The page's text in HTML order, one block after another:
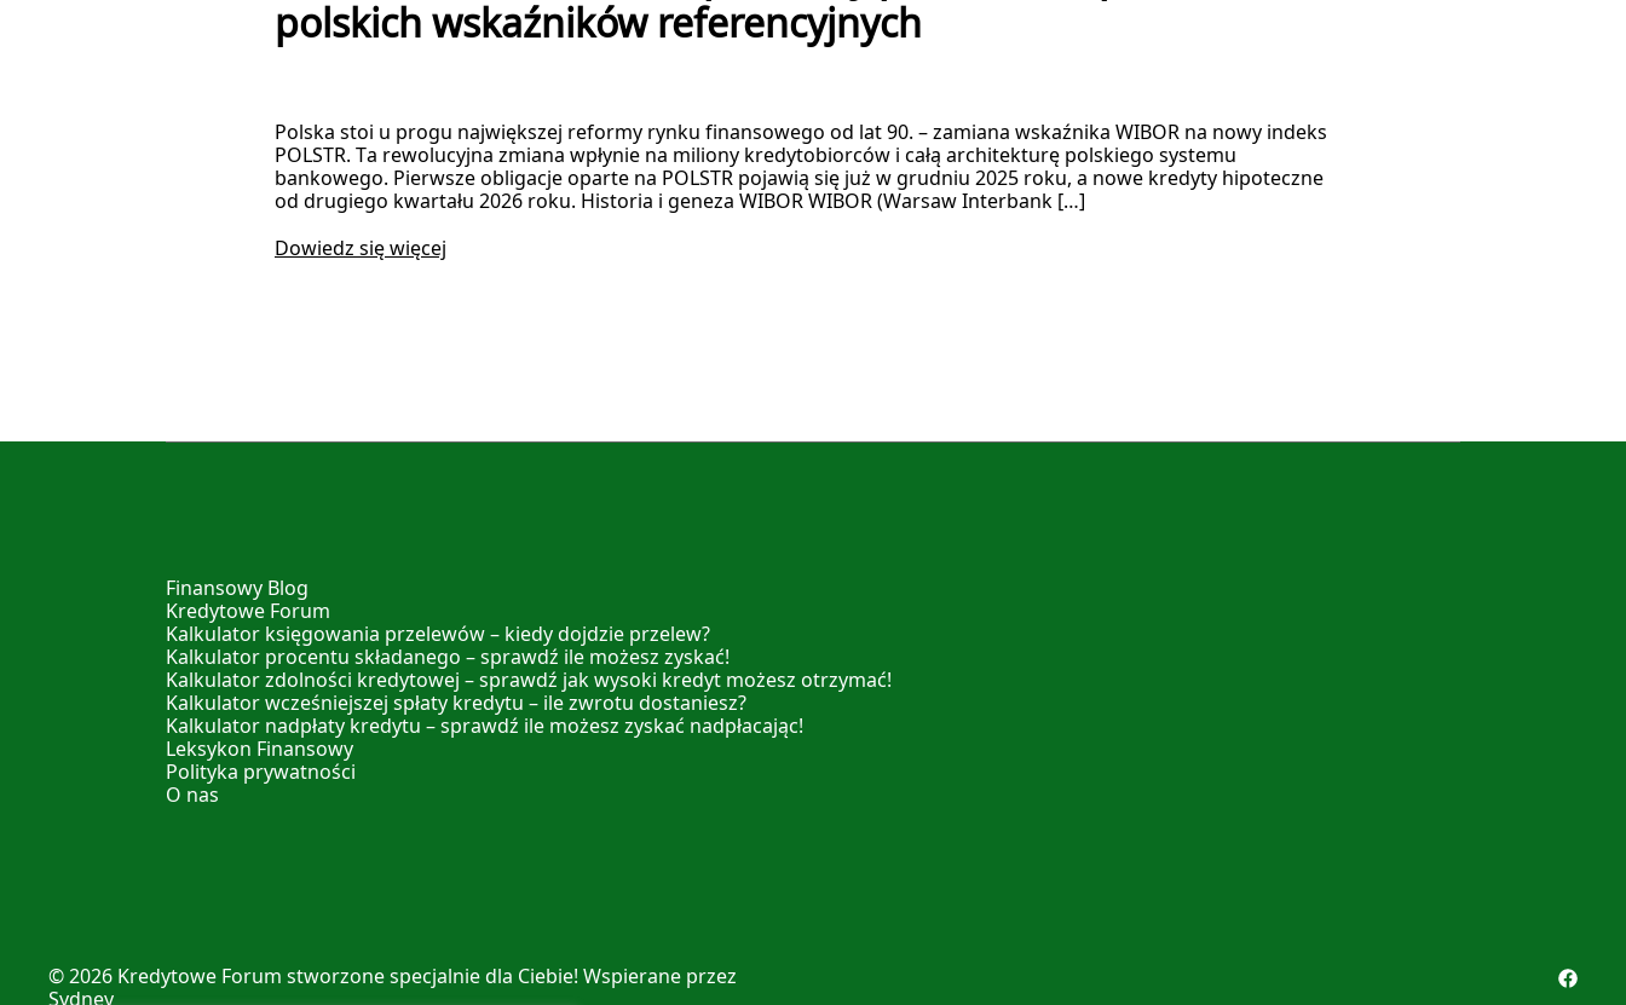
polskich wskaźników referencyjnych
Polska stoi u progu największej reformy rynku finansowego od lat 90. – zamiana wskaźnika WIBOR na nowy indeks
POLSTR. Ta rewolucyjna zmiana wpłynie na miliony kredytobiorców i całą architekturę polskiego systemu
bankowego. Pierwsze obligacje oparte na POLSTR pojawią się już w grudniu 2025 roku, a nowe kredyty hipoteczne
od drugiego kwartału 2026 roku. Historia i geneza WIBOR WIBOR (Warsaw Interbank […]
Dowiedz się więcej
Finansowy Blog
Kredytowe Forum
Kalkulator księgowania przelewów – kiedy dojdzie przelew?
Kalkulator procentu składanego – sprawdź ile możesz zyskać!
Kalkulator zdolności kredytowej – sprawdź jak wysoki kredyt możesz otrzymać!
Kalkulator wcześniejszej spłaty kredytu – ile zwrotu dostaniesz?
Kalkulator nadpłaty kredytu – sprawdź ile możesz zyskać nadpłacając!
Leksykon Finansowy
Polityka prywatności
O nas
© 2026 Kredytowe Forum stworzone specjalnie dla Ciebie! Wspierane przez
Sydney